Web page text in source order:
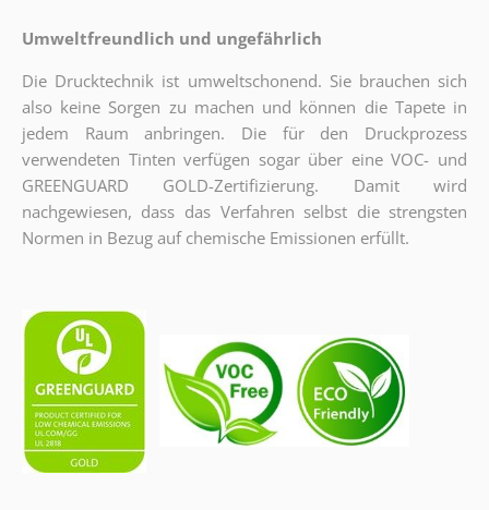
Umweltfreundlich und ungefährlich
Die Drucktechnik ist umweltschonend. Sie brauchen sich
also keine Sorgen zu machen und können die Tapete in
jedem Raum anbringen. Die für den Druckprozess
verwendeten Tinten verfügen sogar über eine VOC- und
GREENGUARD GOLD-Zertifizierung. Damit wird
nachgewiesen, dass das Verfahren selbst die strengsten
Normen in Bezug auf chemische Emissionen erfüllt.